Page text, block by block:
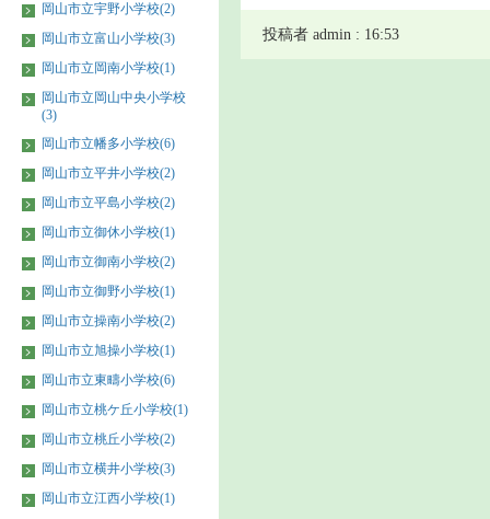
投稿者 admin : 16:53
岡山市立宇野小学校(2)
岡山市立富山小学校(3)
岡山市立岡南小学校(1)
岡山市立岡山中央小学校
(3)
岡山市立幡多小学校(6)
岡山市立平井小学校(2)
岡山市立平島小学校(2)
岡山市立御休小学校(1)
岡山市立御南小学校(2)
岡山市立御野小学校(1)
岡山市立操南小学校(2)
岡山市立旭操小学校(1)
岡山市立東疇小学校(6)
岡山市立桃ケ丘小学校(1)
岡山市立桃丘小学校(2)
岡山市立横井小学校(3)
岡山市立江西小学校(1)